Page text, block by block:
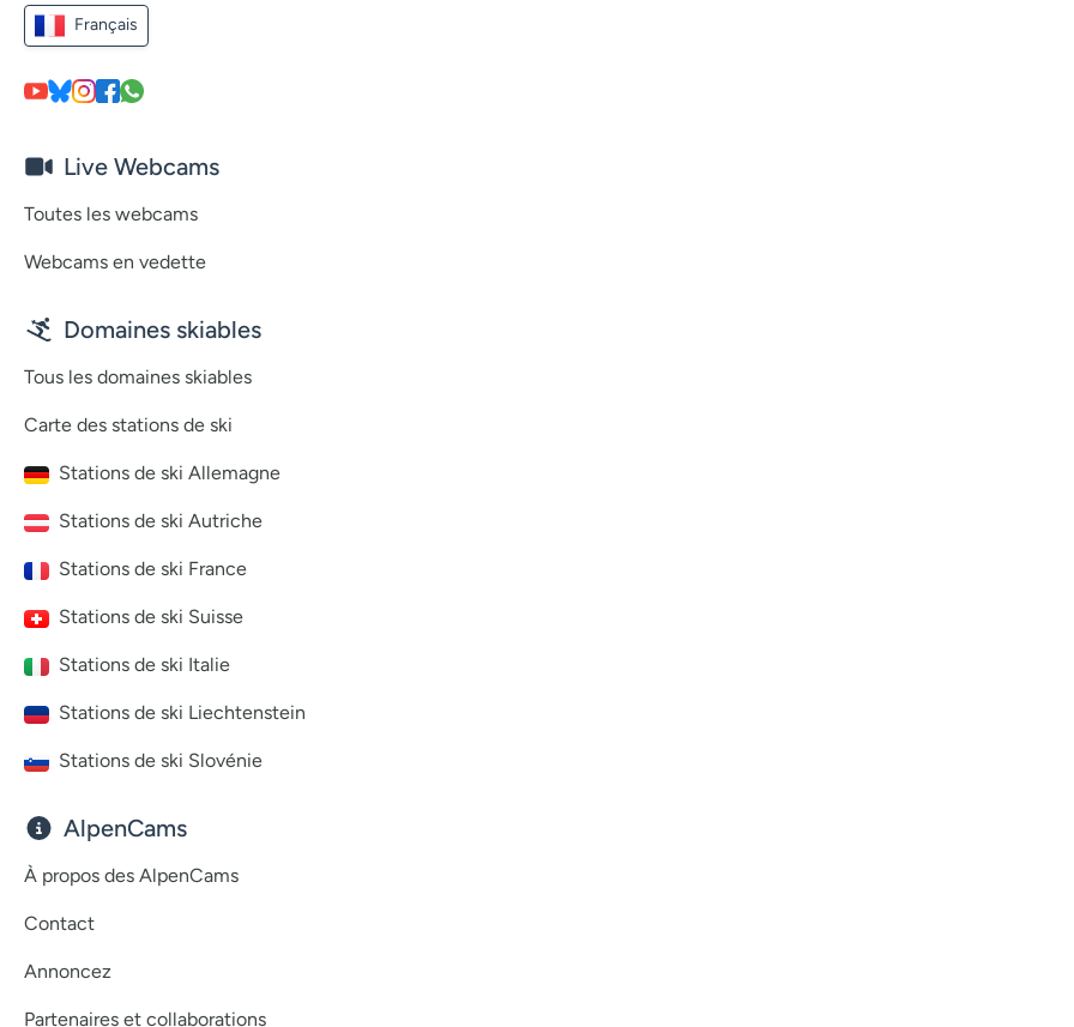
Français
Live Webcams
Toutes les webcams
Webcams en vedette
Domaines skiables
Tous les domaines skiables
Carte des stations de ski
Stations de ski Allemagne
Stations de ski Autriche
Stations de ski France
Stations de ski Suisse
Stations de ski Italie
Stations de ski Liechtenstein
Stations de ski Slovénie
AlpenCams
À propos des AlpenCams
Contact
Annoncez
Partenaires et collaborations